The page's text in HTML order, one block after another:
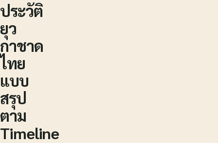
ประวัติ
ยุว
กาชาด
ไทย
แบบ
สรุป
ตาม
Timeline